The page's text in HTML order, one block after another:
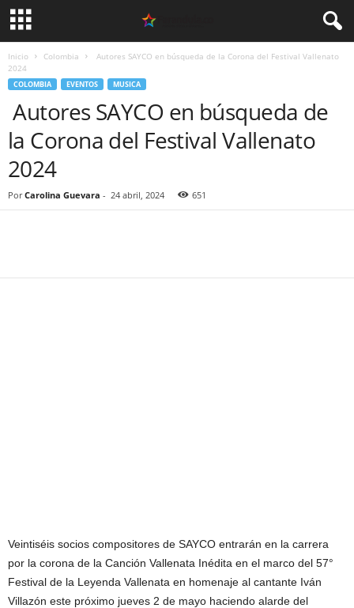
Inicio Colombia
Autores SAYCO en búsqueda de la Corona del Festival Vallenato
2024
COLOMBIA EVENTOS MUSICA
Autores SAYCO en búsqueda de
la Corona del Festival Vallenato
2024
Por Carolina Guevara - 24 abril, 2024 651
Veintiséis socios compositores de SAYCO entrarán en la carrera
por la corona de la Canción Vallenata Inédita en el marco del 57°
Festival de la Leyenda Vallenata en homenaje al cantante Iván
Villazón este próximo jueves 2 de mayo haciendo alarde del